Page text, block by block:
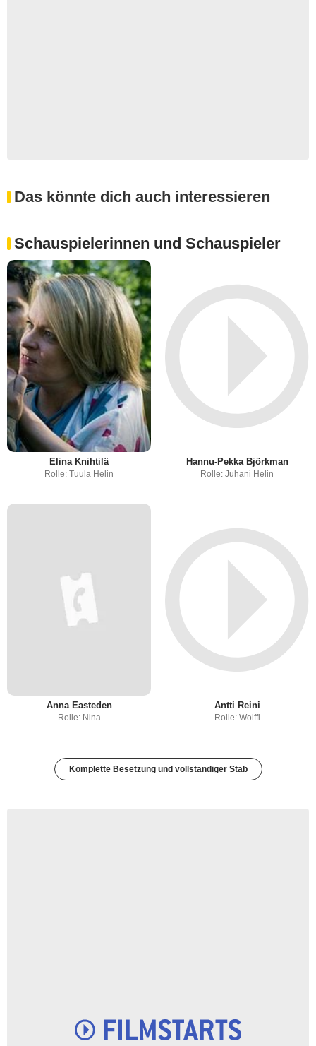
Das könnte dich auch interessieren
Schauspielerinnen und Schauspieler
Elina Knihtilä
Rolle: Tuula Helin
Hannu-Pekka Björkman
Rolle: Juhani Helin
Anna Easteden
Rolle: Nina
Antti Reini
Rolle: Wolffi
Komplette Besetzung und vollständiger Stab